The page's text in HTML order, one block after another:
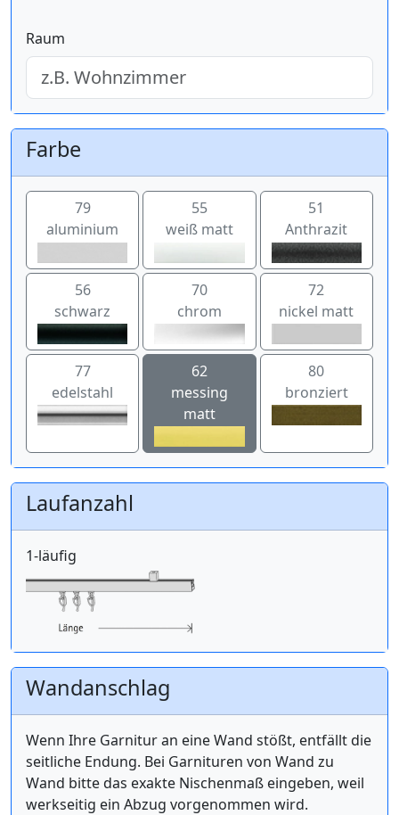
Raum
Farbe
79
aluminium
55
weiß matt
51
Anthrazit
56
schwarz
70
chrom
72
nickel matt
77
edelstahl
62
messing
matt
80
bronziert
Laufanzahl
1-läufig
Wandanschlag
Wenn Ihre Garnitur an eine Wand stößt, entfällt die
seitliche Endung. Bei Garnituren von Wand zu
Wand bitte das exakte Nischenmaß eingeben, weil
werkseitig ein Abzug vorgenommen wird.